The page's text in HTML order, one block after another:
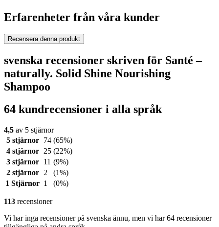
Erfarenheter från våra kunder
Recensera denna produkt
svenska recensioner skriven för Santé –
naturally. Solid Shine Nourishing
Shampoo
64 kundrecensioner i alla språk
4,5 av 5 stjärnor
5 stjärnor
74 (65%)
4 stjärnor
25 (22%)
3 stjärnor
11 (9%)
2 stjärnor
2
(1%)
1 Stjärnor 1 (0%)
113 recensioner
Vi har inga recensioner på svenska ännu, men vi har 64 recensioner